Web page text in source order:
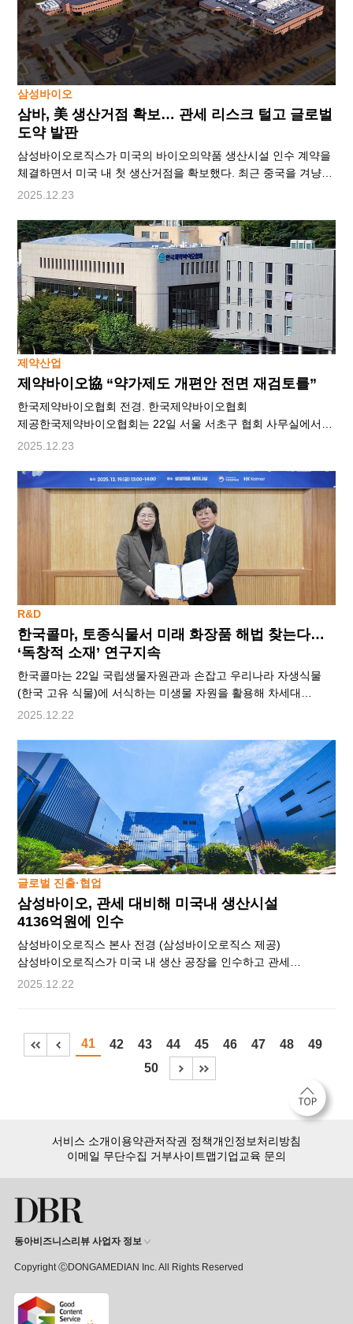
함께 참여해 최신 근거와 현장 진료 경험을 함께 공유하고 진료
현장에서 자
삼성바이오
삼바, 美 생산거점 확보… 관세 리스크 털고 글로벌
도약 발판
삼성바이오로직스가 미국의 바이오의약품 생산시설 인수 계약을
체결하면서 미국 내 첫 생산거점을 확보했다. 최근 중국을 겨냥한
미국의 ‘생물보안법’ 통과로 삼성바이오로직스의 반사이익이
해소하려는 전략이다. ● 美의약품 관세 리스크 완전 제거 22일
삼성바이오로직스는 글로벌 제약사 글락소스미스클라인(GSK)과
미국 메릴랜드주 록빌에 있는 휴먼지놈사이언스의 바이오의약품
생산시설 인수 계약을 체결했다고 밝혔다. 인수 주체는
삼성바이오로직스의 미국 자회사인 삼성바이오로직스
아메리카로
2025.12.23
제약산업
제약바이오協 “약가제도 개편안 전면 재검토를”
한국제약바이오협회 전경. 한국제약바이오협회
제공한국제약바이오협회는 22일 서울 서초구 협회 사무실에서
긴급 기자회견을 열고 약가제도 개편안의 전면 재검토를
개편으로 타격을 입을 수 있다는 것이다. 지난달 28일 발표된
정부 약가제도 개편의 핵심은 제네릭의 가격 결정 기준을
오리지널 의약품 가격 대비 53.55%에서 40%대로 낮추고,
연구개발(R&D)에 투자하는 기업들에는 혜택을 주겠다는 것이다.
한정된 예산을 제네릭에서 혁신 R&D로 재배분하겠다는 의미다.
2025.12.23
R&D
한국콜마, 토종식물서 미래 화장품 해법 찾는다…
‘독창적 소재’ 연구지속
한국콜마는 22일 국립생물자원관과 손잡고 우리나라 자생식물
(한국 고유 식물)에 서식하는 미생물 자원을 활용해 차세대
마이크로바이옴 화장품 소재를 찾는다고 밝혔다. 한국콜마는
방침이다.한국콜마와 국립생물자원관은 지난 19일 인천 서구
국립생물자원관에서 ‘자생식물 유래 미생물 자원의 발굴과
산업적 활용’을 위한 업무협약(MOU)을 체결했다. 행사에는
문병석 콜마홀딩스 기술연구원장과 유호 국립생물자원관장 등 양
기관 관계자들이 참석했다.이번 협약은 국내 청정지역의 토종
식물에서
2025.12.22
글로벌 진출·협업
삼성바이오, 관세 대비해 미국내 생산시설
4136억원에 인수
삼성바이오로직스 본사 전경 (삼성바이오로직스 제공)
삼성바이오로직스가 미국 내 생산 공장을 인수하고 관세
불확실성을 완전히 해소하겠다고 나섰다. 22일
생산시설 인수 계약을 체결했다고 밝혔다. 인수 주체는
삼성바이오로직스의 미국 자회사인 삼성바이오로직스
아메리카로 인수 금액은 2억8000만 달러(약 4136억 원)다. 해당
공장은 약 6만L 규모의 원료의약품 생산 공장으로,
2025.12.22
41 42 43 44 45 46 47 48
49
50
서비스 소개이용약관저작권 정책개인정보처리방침
이메일 무단수집 거부사이트맵기업교육 문의
동아비즈니스리뷰 사업자 정보
Copyright ⒸDONGAMEDIAN Inc. All Rights Reserved